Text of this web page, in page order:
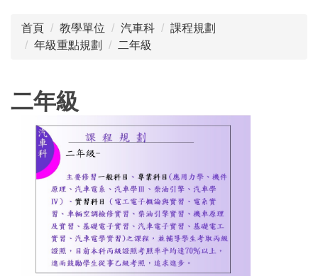
首頁 教學單位 汽車科
課程規劃
年級重點規劃
二年級
二年級